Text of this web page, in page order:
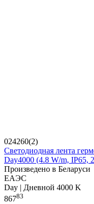
024260(2)
Светодиодная лента
Day4000 (4.8 W/m, IP65,
Произведено в Беларуси
ЕАЭС
Day | Дневной 4000 K
86783